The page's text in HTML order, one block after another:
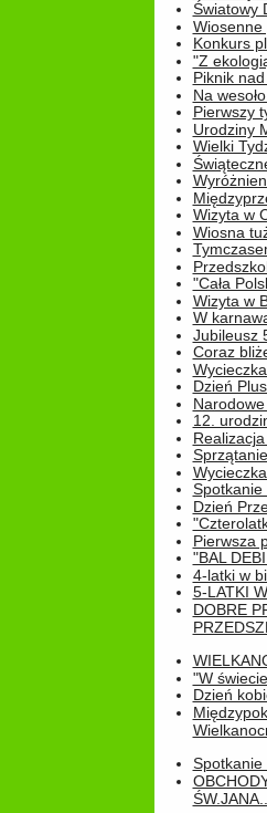
Światowy
Wiosenne
Konkurs
"Z
Piknik
Na
Pierwszy
Urodziny
Wielki
Wizyta w
Wiosna
"Cała
Wizyta w
W
Jubileusz
Coraz
Dzień
12.
Spotkanie
Dzień
Pierwsza
"BAL
4-latki w
5-LATKI
DOBRE
"W
Dzień
Spotkanie